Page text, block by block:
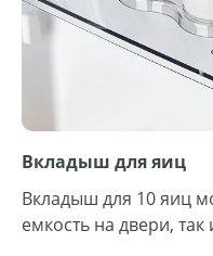
Вкладыш для яиц
Вкладыш для 10 яиц
емкость на двери,